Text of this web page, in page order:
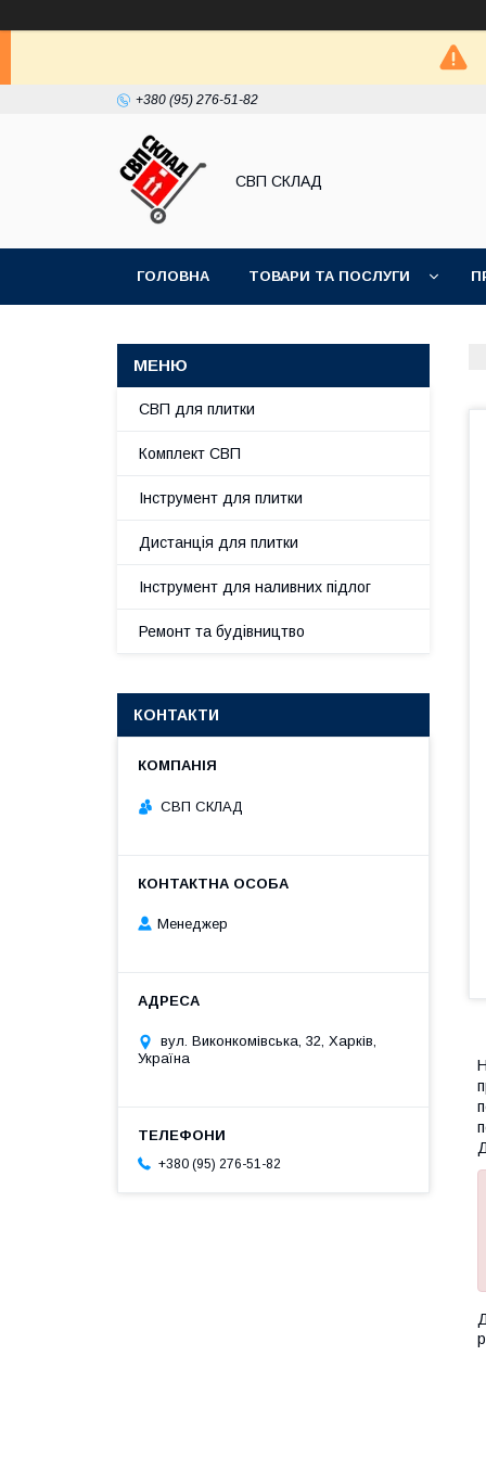
+380 (95) 276-51-82
СВП СКЛАД
ГОЛОВНА ТОВАРИ ТА ПОСЛУГИ
СВП для плитки
Комплект СВП
Інструмент для плитки
Дистанція для плитки
Інструмент для наливних підлог
Ремонт та будівництво
КОНТАКТИ
СВП СКЛАД
Менеджер
вул. Виконкомівська, 32, Харків,
Україна
+380 (95) 276-51-82